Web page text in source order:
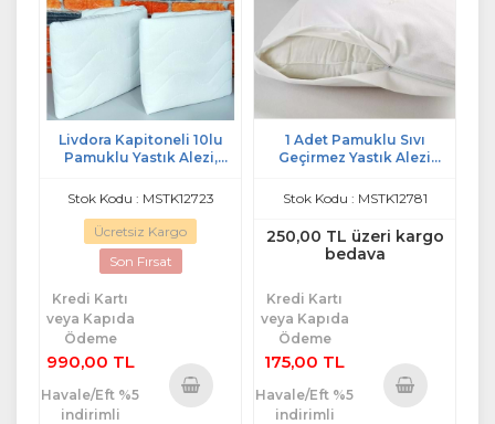
Livdora Kapitoneli 10lu
Pamuklu Yastık Alezi,
Stok Kodu : MSTK12723
Ücretsiz Kargo
Son Fırsat
Kredi Kartı
veya Kapıda
Ödeme
990,00 TL
Havale/Eft %5
indirimli
1 Adet Pamuklu Sıvı
Geçirmez Yastık Alezi
Stok Kodu : MSTK12781
250,00 TL üzeri kargo
bedava
Kredi Kartı
veya Kapıda
Ödeme
175,00 TL
Havale/Eft %5
indirimli